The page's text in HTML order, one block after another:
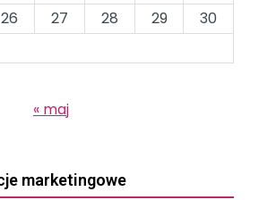
26 27 28 29
30
« maj
marketingowe